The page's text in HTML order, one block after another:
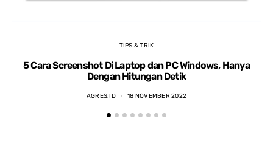
TIPS & TRIK
5 Cara Screenshot Di Laptop dan PC Windows, Hanya
Dengan Hitungan Detik
AGRES.ID 18 NOVEMBER 2022